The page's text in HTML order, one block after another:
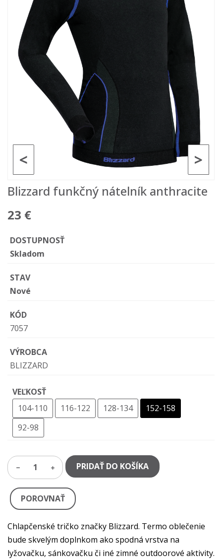
>
<
Blizzard funkčný nátelník anthracite
23 €
DOSTUPNOSŤ
Skladom
STAV
Nové
KÓD
7057
VÝROBCA
BLIZZARD
VEĽKOSŤ
104-110
116-122 128-134
152-158
92-98
1 PRIDAŤ DO KOŠÍKA
POROVNAŤ
Chlapčenské tričko značky Blizzard. Termo oblečenie
bude skvelým doplnkom ako spodná vrstva na
lyžovačku, sánkovačku či iné zimné outdoorové aktivity.